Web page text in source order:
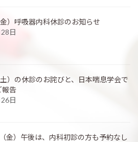
）呼吸器内科休診のお知らせ
日
）の休診のお詫びと、日本喘息学会で
報告
日
金）午後は、内科初診の方も予約なし